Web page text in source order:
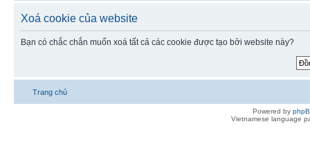
Xoá cookie của website
Bạn có chắc chắn muốn xoá tất cả các cookie được tạo bởi website này?
Trang chủ
Powered by
Vietnamese language